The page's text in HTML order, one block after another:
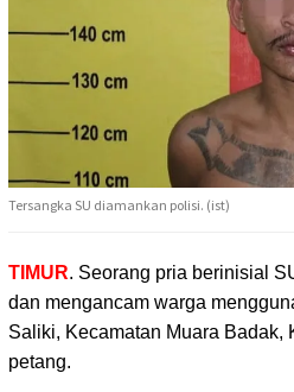
Tersangka SU diamankan polisi. (ist)
TIMUR. Seorang pria berinisial
dan mengancam warga
Saliki, Kecamatan Muara Badak,
petang.